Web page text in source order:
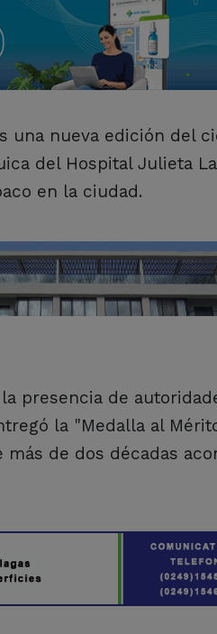
una nueva edición del
del Hospital Julieta
en la ciudad.
presencia de
la "Medalla al
de dos décadas